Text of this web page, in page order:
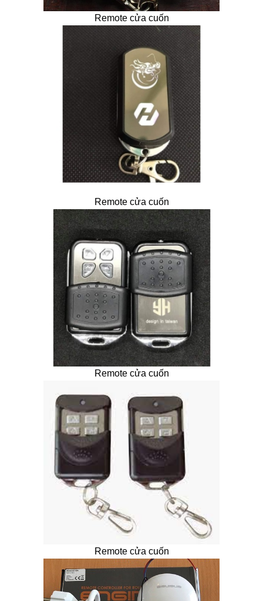
Remote cửa cuốn
Remote cửa cuốn
Remote cửa cuốn
Remote cửa cuốn